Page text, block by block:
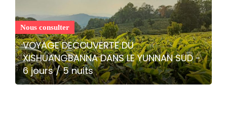
Nous consulter
VOYAGE DECOUVERTE DU
XISHUANGBANNA DANS LE YUNNAN SUD -
6 jours / 5 nuits